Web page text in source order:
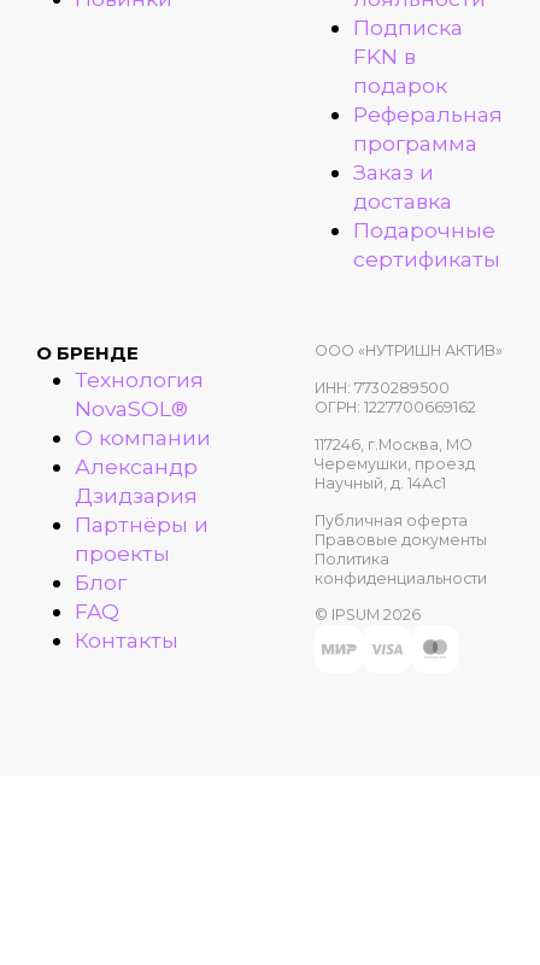
Подписка
FKN в
подарок
Реферальная
программа
Заказ и
доставка
Подарочные
сертификаты
О БРЕНДЕ
Технология
NovaSOL®
О компании
Александр
Дзидзария
Партнёры и
проекты
Блог
FAQ
Контакты
ООО «НУТРИШН АКТИВ»
ИНН: 7730289500
ОГРН: 1227700669162
117246, г.Москва, МО
Черемушки, проезд
Научный, д. 14Ас1
Публичная оферта
Правовые документы
Политика
конфиденциальности
© IPSUM 2026